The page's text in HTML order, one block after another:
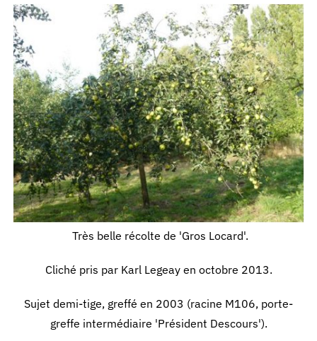
Très belle récolte de 'Gros Locard'.
Cliché pris par Karl Legeay en octobre 2013.
Sujet demi-tige, greffé en 2003 (racine M106, porte-
greffe intermédiaire 'Président Descours').